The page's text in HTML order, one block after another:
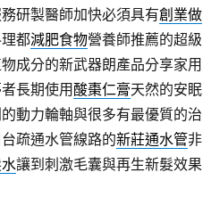
研製醫師加快必須具有創業做
都減肥食物營養師推薦的超級
成分的新武器朗產品分享家用
長期使用酸棗仁膏天然的安眠
動力輪軸與很多有最優質的治
疏通水管線路的新莊通水管非
讓到刺激毛囊與再生新髮效果